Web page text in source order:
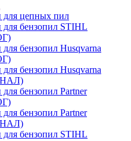
для цепных пил
для бензопил STIHL
для бензопил Husqvarna
для бензопил Husqvarna
для бензопил Partner
для бензопил Partner
для бензопил STIHL